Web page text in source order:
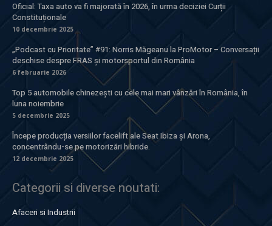
Oficial: Taxa auto va fi majorată în 2026, în urma deciziei Curții
Constituționale
10 decembrie 2025
„Podcast cu Prioritate” #91: Norris Măgeanu la ProMotor – Conversații
deschise despre FRAS și motorsportul din România
6 februarie 2026
Top 5 automobile chinezești cu cele mai mari vânzări în România, în
luna noiembrie
5 decembrie 2025
Începe producția versiilor facelift ale Seat Ibiza și Arona,
concentrându-se pe motorizări hibride.
12 decembrie 2025
Categorii si diverse noutati:
Afaceri si Industrii